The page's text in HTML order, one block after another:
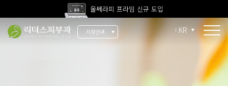
울쎄라피 프라임 신규 도입
고압산소치료 신규 도입
전 지점 피부과 전문의 진료
지점안내 KR